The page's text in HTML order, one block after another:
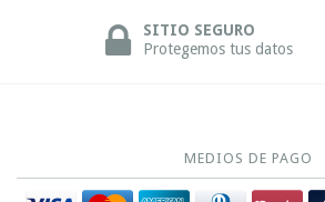
SITIO SEGURO
Protegemos tus datos
MEDIOS DE PAGO